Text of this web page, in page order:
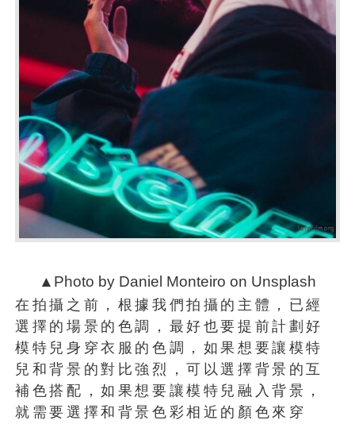
▲Photo by Daniel Monteiro on Unsplash
在拍攝之前，根據我們拍攝的主體，已經
選擇的場景的色調，最好也要提前計劃好
模特兒身穿衣服的色調，如果想要讓模特
兒和背景的對比強烈，可以選擇背景的互
補色搭配，如果想要讓模特兒融入背景，
就需要選擇和背景色彩相近的顏色來穿